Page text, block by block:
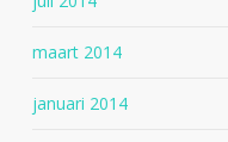
maart 2014
januari 2014